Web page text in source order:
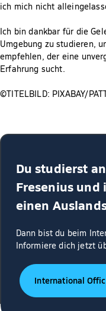
ich mich nicht
Ich bin dankbar für die
Umgebung zu studieren,
empfehlen, der eine
Erfahrung sucht.
©TITELBILD: PIXABAY/
Du studierst
Fresenius
einen
Dann bist du beim
Informiere dich jetzt
International